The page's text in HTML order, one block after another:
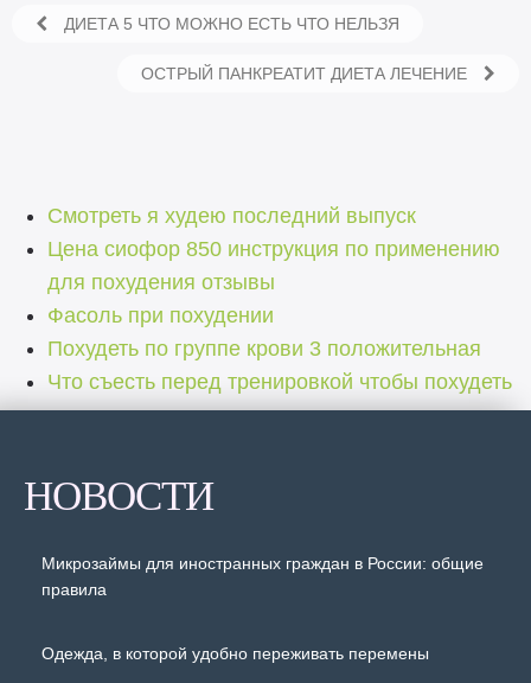
ДИЕТА 5 ЧТО МОЖНО ЕСТЬ ЧТО НЕЛЬЗЯ
ОСТРЫЙ ПАНКРЕАТИТ ДИЕТА ЛЕЧЕНИЕ
Смотреть я худею последний выпуск
Цена сиофор 850 инструкция по применению
для похудения отзывы
Фасоль при похудении
Похудеть по группе крови 3 положительная
Что съесть перед тренировкой чтобы похудеть
НОВОСТИ
Микрозаймы для иностранных граждан в России: общие
правила
Одежда, в которой удобно переживать перемены